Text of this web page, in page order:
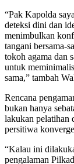
“Pak Kapolda
deteksi dini dan
menimbulkan
tangani bersama-
tokoh agama dan
untuk
sama,” tambah
Rencana
bukan hanya
lakukan pelatihan
persitiwa
“Kalau ini
pengalaman